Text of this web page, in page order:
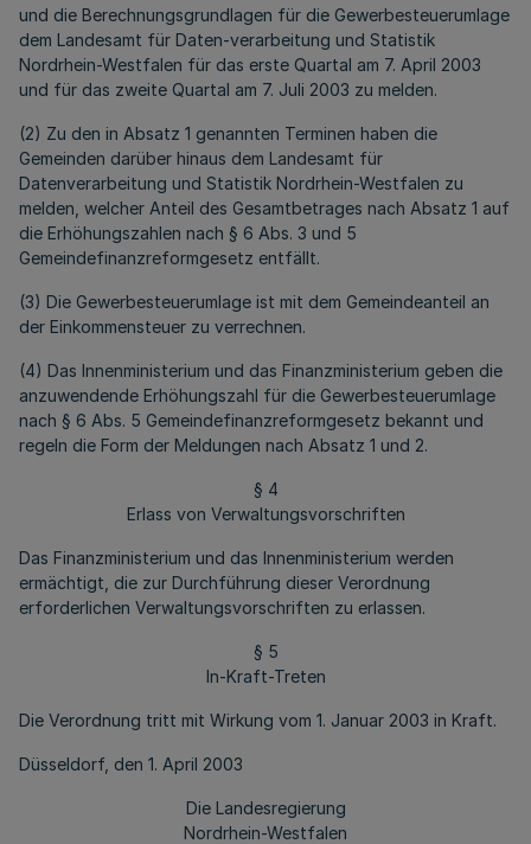
und die Berechnungsgrundlagen für die Gewerbesteuerumlage
dem Landesamt für Daten-verarbeitung und Statistik
Nordrhein-Westfalen für das erste Quartal am 7. April 2003
und für das zweite Quartal am 7. Juli 2003 zu melden.
(2) Zu den in Absatz 1 genannten Terminen haben die
Gemeinden darüber hinaus dem Landesamt für
Datenverarbeitung und Statistik Nordrhein-Westfalen zu
melden, welcher Anteil des Gesamtbetrages nach Absatz 1 auf
die Erhöhungszahlen nach § 6 Abs. 3 und 5
Gemeindefinanzreformgesetz entfällt.
(3) Die Gewerbesteuerumlage ist mit dem Gemeindeanteil an
der Einkommensteuer zu verrechnen.
(4) Das Innenministerium und das Finanzministerium geben die
anzuwendende Erhöhungszahl für die Gewerbesteuerumlage
nach § 6 Abs. 5 Gemeindefinanzreformgesetz bekannt und
regeln die Form der Meldungen nach Absatz 1 und 2.
§ 4
Erlass von Verwaltungsvorschriften
Das Finanzministerium und das Innenministerium werden
ermächtigt, die zur Durchführung dieser Verordnung
erforderlichen Verwaltungsvorschriften zu erlassen.
§ 5
In-Kraft-Treten
Die Verordnung tritt mit Wirkung vom 1. Januar 2003 in Kraft.
Düsseldorf, den 1. April 2003
Die Landesregierung
Nordrhein-Westfalen